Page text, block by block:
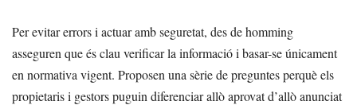
Per evitar errors i actuar amb seguretat, des de homming
asseguren que és clau verificar la informació i basar-se únicament
en normativa vigent. Proposen una sèrie de preguntes perquè els
propietaris i gestors puguin diferenciar allò aprovat d’allò anunciat